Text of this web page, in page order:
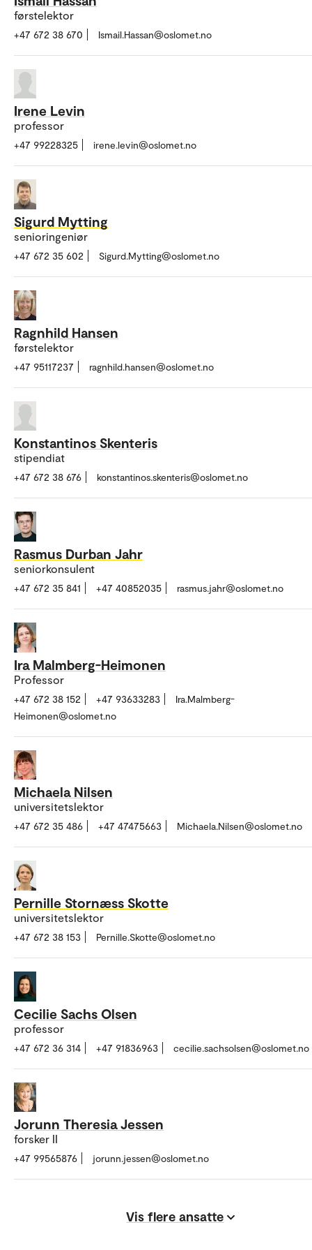
førstelektor
+47 672 38 670 Ismail.Hassan@oslomet.no
Irene Levin
professor
+47 99228325 irene.levin@oslomet.no
Sigurd Mytting
senioringeniør
+47 672 35 602 Sigurd.Mytting@oslomet.no
Ragnhild Hansen
førstelektor
+47 95117237 ragnhild.hansen@oslomet.no
Konstantinos Skenteris
stipendiat
+47 672 38 676 konstantinos.skenteris@oslomet.no
Rasmus Durban Jahr
seniorkonsulent
+47 672 35 841 +47 40852035 rasmus.jahr@oslomet.no
Ira Malmberg-Heimonen
Professor
+47 672 38 152 +47 93633283
Ira.Malmberg-
Heimonen@oslomet.no
Michaela Nilsen
universitetslektor
+47 672 35 486 +47 47475663 Michaela.Nilsen@oslomet.no
Pernille Stornæss Skotte
universitetslektor
+47 672 38 153 Pernille.Skotte@oslomet.no
Cecilie Sachs Olsen
professor
+47 672 36 314 +47 91836963 cecilie.sachsolsen@oslomet.no
Jorunn Theresia Jessen
forsker II
+47 99565876 jorunn.jessen@oslomet.no
Vis flere ansatte